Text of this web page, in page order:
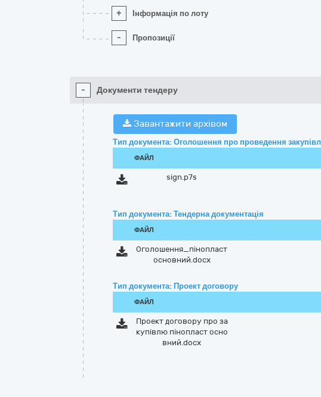
+ Інформація по лоту
- Пропозиції
- Документи тендеру
Завантажити архівом
Тип документа: Оголошення про проведення
ФАЙЛ
sign.p7s
Тип документа: Тендерна документація
ФАЙЛ
Оголошення_пінопласт
основний.docx
Тип документа: Проект договору
ФАЙЛ
Проект договору про за
купівлю пінопласт осно
вний.docx